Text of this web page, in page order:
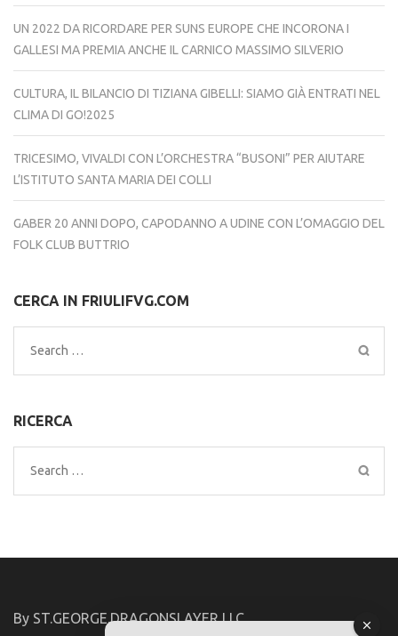
UN 2022 DA RICORDARE PER SUNS EUROPE CHE INCORONA I
GALLESI MA PREMIA ANCHE IL CARNICO MASSIMO SILVERIO
CULTURA, IL BILANCIO DI TIZIANA GIBELLI: SIAMO GIÀ ENTRATI NEL
CLIMA DI GO!2025
TRICESIMO, VIVALDI CON L’ORCHESTRA “BUSONI” PER AIUTARE
L’ISTITUTO SANTA MARIA DEI COLLI
GABER 20 ANNI DOPO, CAPODANNO A UDINE CON L’OMAGGIO DEL
FOLK CLUB BUTTRIO
CERCA IN FRIULIFVG.COM
Search
for:
RICERCA
Search
for:
By ST.GEORGE.DRAGONSLAYER LLC